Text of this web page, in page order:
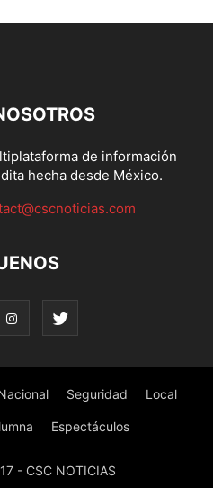
de información
hecha desde México.
Seguridad Local
Espectáculos
- CSC NOTICIAS